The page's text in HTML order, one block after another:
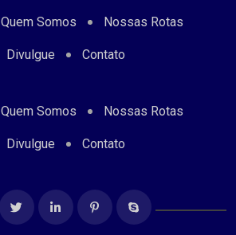
Quem Somos Nossas Rotas
Divulgue Contato
Quem Somos Nossas Rotas
Divulgue Contato